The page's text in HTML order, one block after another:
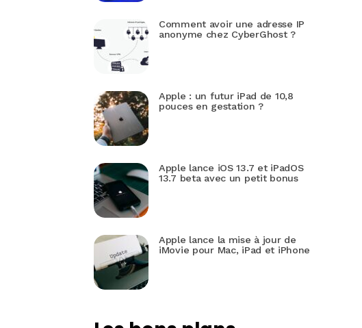
Comment avoir une adresse IP
anonyme chez CyberGhost ?
Apple : un futur iPad de 10,8
pouces en gestation ?
Apple lance iOS 13.7 et iPadOS
13.7 beta avec un petit bonus
Apple lance la mise à jour de
iMovie pour Mac, iPad et iPhone